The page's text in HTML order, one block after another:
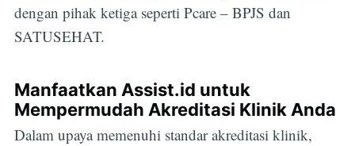
dengan pihak ketiga seperti Pcare – BPJS dan
SATUSEHAT.
Manfaatkan Assist.id untuk
Mempermudah Akreditasi Klinik Anda
Dalam upaya memenuhi standar akreditasi klinik,